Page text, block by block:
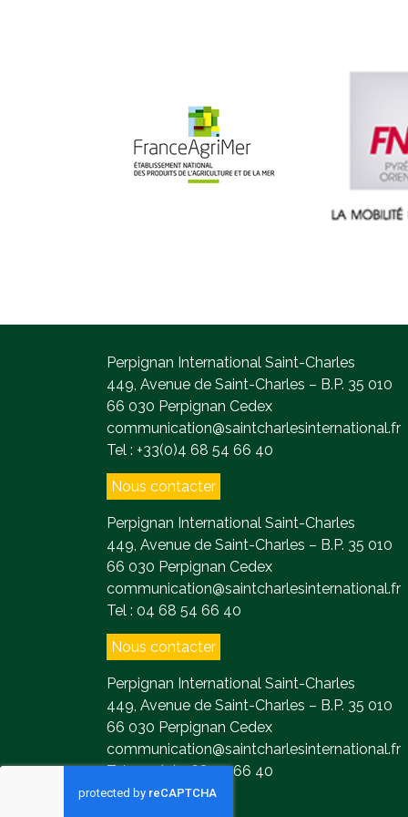
Perpignan International Saint-Charles
449, Avenue de Saint-Charles – B.P. 35 010
66 030 Perpignan Cedex
communication@saintcharlesinternational.fr
Tel : +33(0)4 68 54 66 40
Nous contacter
Perpignan International Saint-Charles
449, Avenue de Saint-Charles – B.P. 35 010
66 030 Perpignan Cedex
communication@saintcharlesinternational.fr
Tel : 04 68 54 66 40
Nous contacter
Perpignan International Saint-Charles
449, Avenue de Saint-Charles – B.P. 35 010
66 030 Perpignan Cedex
communication@saintcharlesinternational.fr
Tel : +33(0)4 68 54 66 40